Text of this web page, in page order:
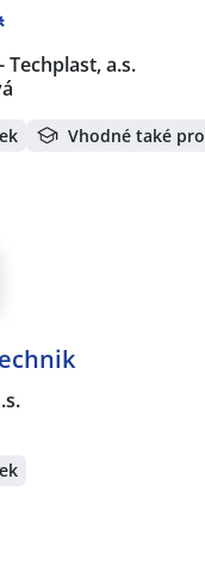
Techplast, a.s.
Vhodné také